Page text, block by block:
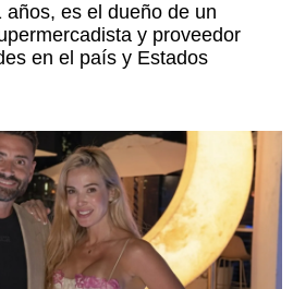
es el dueño de un
y proveedor
en el país y Estados